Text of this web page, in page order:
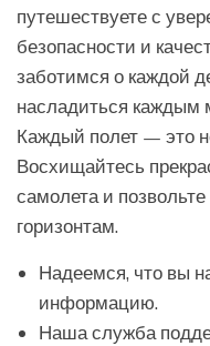
путешествуете с
безопасности и
заботимся о каждой
насладиться каждым
Каждый полет — это
Восхищайтесь
самолета и
горизонтам.
Надеемся, что вы
информацию.
Наша служба